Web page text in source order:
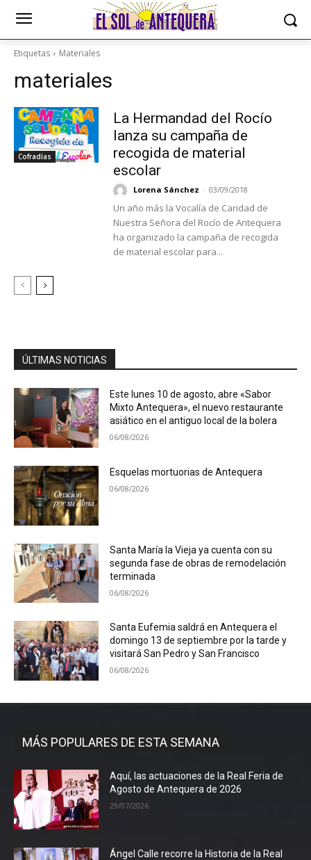
Etiquetas Materiales
materiales
Cofradías
La Hermandad del Rocío
lanza su campaña de
recogida de material
escolar
Lorena Sánchez - 03/09/2018
Un año más la Vocalía de Caridad de
Nuestra Señora del Rocío de Antequera
ha organizado la campaña de recogida
de material escolar para...
ÚLTIMAS NOTICIAS
Este lunes 10 de agosto, abre «Sabor
Mixto Antequera», el nuevo restaurante
asiático en el antiguo local de la bolera
06/08/2026
Esquelas mortuorias de Antequera
06/08/2026
Santa María la Vieja ya cuenta con su
segunda fase de obras de remodelación
terminada
06/08/2026
Santa Eufemia saldrá en Antequera el
domingo 13 de septiembre por la tarde y
visitará San Pedro y San Francisco
06/08/2026
MÁS POPULARES DE ESTA SEMANA
Aquí, las actuaciones de la Real Feria de
Agosto de Antequera de 2026
29/07/2026
Ángel Calle recorre la Historia de la Real